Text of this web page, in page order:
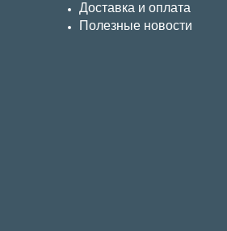
Доставка и оплата
Полезные новости